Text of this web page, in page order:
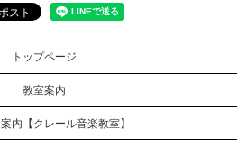
トップページ
教室案内
内【クレール音楽教室】